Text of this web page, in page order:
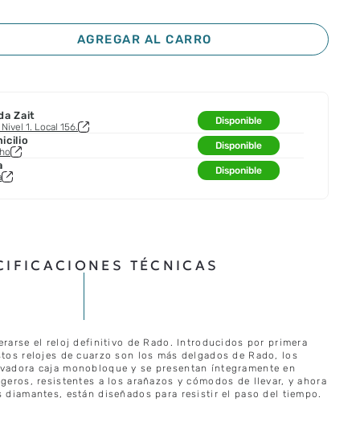
AGREGAR AL CARRO
Zait
1. Local 156.
Disponible
Disponible
Disponible
TÉCNICAS
el reloj definitivo de Rado. Introducidos por primera
relojes de cuarzo son los más delgados de Rado, los
caja monobloque y se presentan íntegramente en
resistentes a los arañazos y cómodos de llevar, y ahora
están diseñados para resistir el paso del tiempo.